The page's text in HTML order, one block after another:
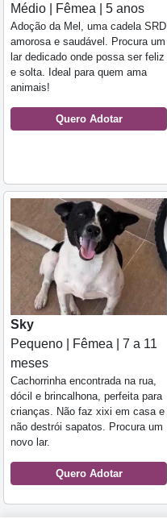
Médio | Fêmea | 5 anos
Adoção da Mel, uma cadela SRD
amorosa e saudável. Procura um
lar dedicado onde possa ser feliz
e solta. Ideal para quem ama
animais!
Quero Adotar
Sky
Pequeno | Fêmea | 7 a 11
meses
Cachorrinha encontrada na rua,
dócil e brincalhona, perfeita para
crianças. Não faz xixi em casa e
não destrói sapatos. Procura um
novo lar.
Quero Adotar